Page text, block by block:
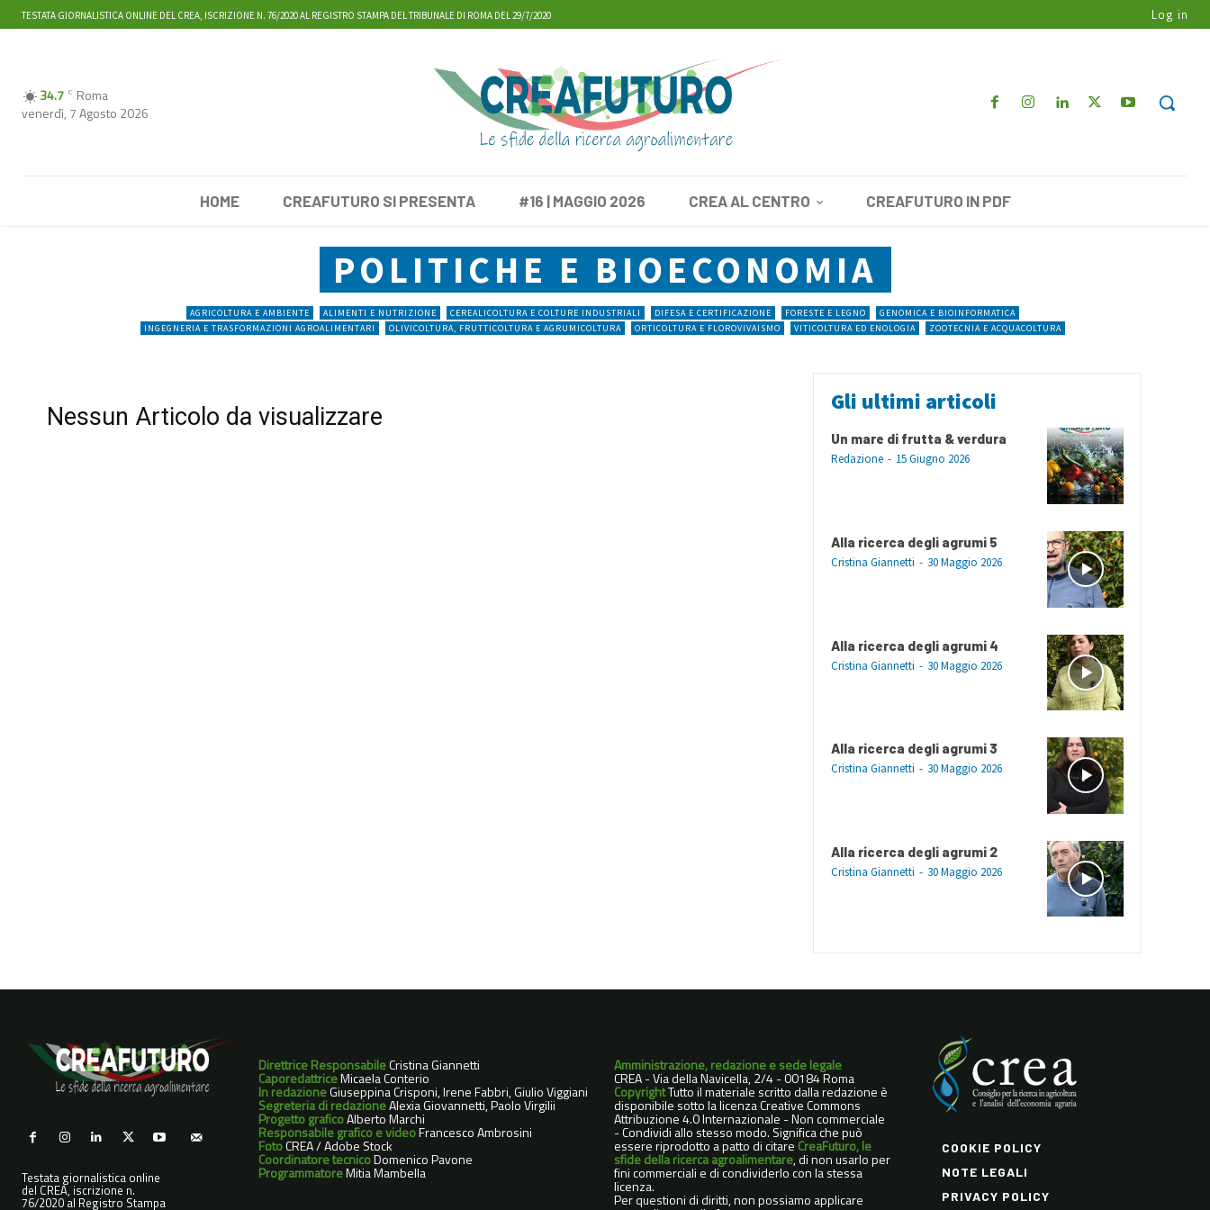
TESTATA GIORNALISTICA ONLINE DEL CREA, ISCRIZIONE N. 76/2020 AL REGISTRO STAMPA DEL TRIBUNALE DI ROMA DEL 29/7/2020 Log in
34.7 C Roma
venerdì, 7 Agosto 2026
HOME CREAFUTURO SI PRESENTA #16 | MAGGIO 2026 CREA AL CENTRO CREAFUTURO IN PDF
POLITICHE E BIOECONOMIA
AGRICOLTURA E AMBIENTE ALIMENTI E NUTRIZIONE CEREALICOLTURA E COLTURE INDUSTRIALI DIFESA E CERTIFICAZIONE FORESTE E LEGNO
GENOMICA E BIOINFORMATICA
INGEGNERIA E TRASFORMAZIONI AGROALIMENTARI
OLIVICOLTURA, FRUTTICOLTURA E AGRUMICOLTURA ORTICOLTURA E FLOROVIVAISMO VITICOLTURA ED ENOLOGIA ZOOTECNIA E ACQUACOLTURA
Nessun Articolo da visualizzare
Gli ultimi articoli
Un mare di frutta & verdura
Redazione - 15 Giugno 2026
Alla ricerca degli agrumi 5
Cristina Giannetti - 30 Maggio 2026
Alla ricerca degli agrumi 4
Cristina Giannetti - 30 Maggio 2026
Alla ricerca degli agrumi 3
Cristina Giannetti - 30 Maggio 2026
Alla ricerca degli agrumi 2
Cristina Giannetti - 30 Maggio 2026
Testata giornalistica online
del CREA, iscrizione n.
76/2020 al Registro Stampa
Direttrice ResponsabileCristina Giannetti
CaporedattriceMicaela Conterio
In redazioneGiuseppina Crisponi, Irene Fabbri, Giulio Viggiani
Segreteria di redazioneAlexia Giovannetti, Paolo Virgilii
Progetto graficoAlberto Marchi
Responsabile grafico e videoFrancesco Ambrosini
FotoCREA / Adobe Stock
Coordinatore tecnicoDomenico Pavone
ProgrammatoreMitia Mambella
Amministrazione, redazione e sede legale
CREA - Via della Navicella, 2/4 - 00184 Roma
CopyrightTutto il materiale scritto dalla redazione è
disponibile sotto la licenza Creative Commons
Attribuzione 4.0 Internazionale - Non commerciale
- Condividi allo stesso modo. Significa che può
essere riprodotto a patto di citare CreaFuturo, le
sfide della ricerca agroalimentare, di non usarlo per
fini commerciali e di condividerlo con la stessa
licenza.
Per questioni di diritti, non possiamo applicare
COOKIE POLICY
NOTE LEGALI
PRIVACY POLICY